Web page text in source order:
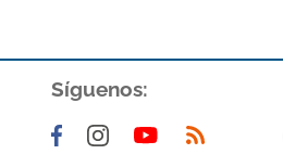
Síguenos: